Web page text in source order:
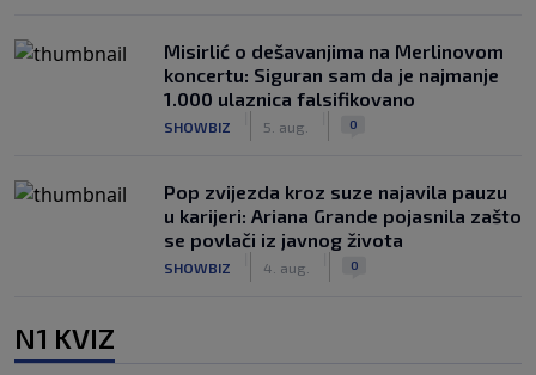
Misirlić o dešavanjima na Merlinovom
koncertu: Siguran sam da je najmanje
1.000 ulaznica falsifikovano
SHOWBIZ 5. aug. 0
Pop zvijezda kroz suze najavila pauzu
u karijeri: Ariana Grande pojasnila zašto
se povlači iz javnog života
SHOWBIZ 4. aug. 0
N1 KVIZ